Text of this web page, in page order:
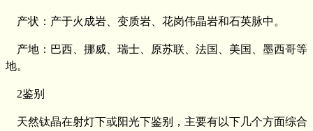
产状：产于火成岩、变质岩、花岗伟晶岩和石英脉中。
产地：巴西、挪威、瑞士、原苏联、法国、美国、墨西哥等
地。
2鉴别
天然钛晶在射灯下或阳光下鉴别，主要有以下几个方面综合